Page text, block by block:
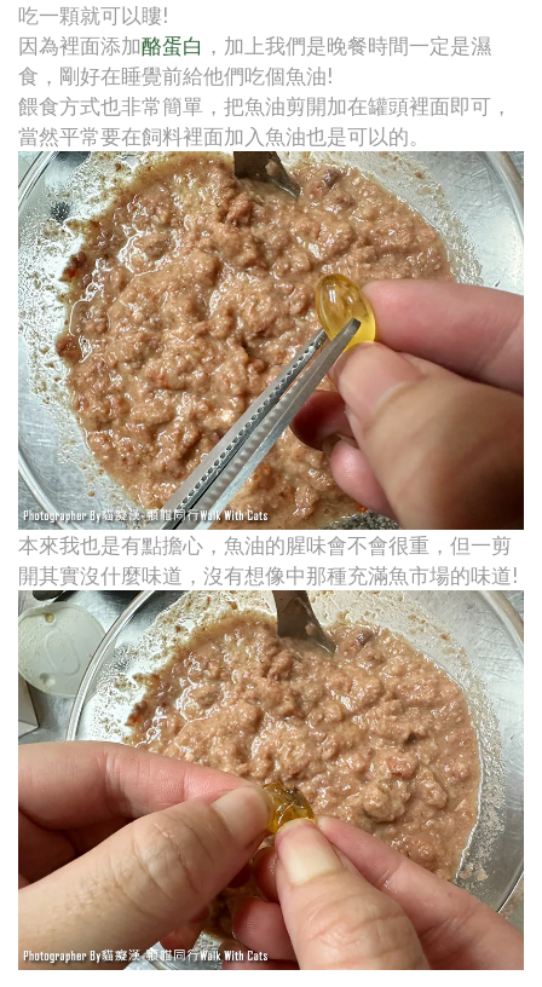
吃一顆就可以瞜!
因為裡面添加酪蛋白 ，加上我們是晚餐時間一定是濕
食，剛好在睡覺前給他們吃個魚油!
餵食方式也非常簡單，把魚油剪開加在罐頭裡面即可，
當然平常要在飼料裡面加入魚油也是可以的。
本來我也是有點擔心，魚油的腥味會不會很重，但一剪
開其實沒什麼味道，沒有想像中那種充滿魚市場的味道!